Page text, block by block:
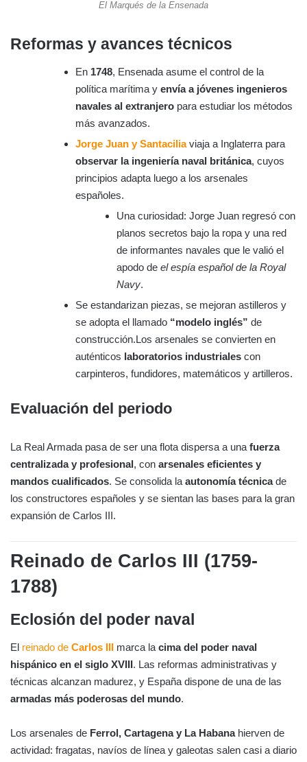
El Marqués de la Ensenada
Reformas y avances técnicos
En 1748, Ensenada asume el control de la
política marítima y envía a jóvenes ingenieros
navales al extranjero para estudiar los métodos
más avanzados.
Jorge Juan y Santaciliaviaja a Inglaterra para
observar la ingeniería naval británica, cuyos
principios adapta luego a los arsenales
españoles.
Una curiosidad: Jorge Juan regresó con
planos secretos bajo la ropa y una red
de informantes navales que le valió el
apodo de el espía español de la Royal
Navy.
Se estandarizan piezas, se mejoran astilleros y
se adopta el llamado “modelo inglés” de
construcción.Los arsenales se convierten en
auténticos laboratorios industriales con
carpinteros, fundidores, matemáticos y artilleros.
Evaluación del periodo
La Real Armada pasa de ser una flota dispersa a una fuerza
centralizada y profesional, con arsenales eficientes y
mandos cualificados. Se consolida la autonomía técnicade
los constructores españoles y se sientan las bases para la gran
expansión de Carlos III.
Reinado de Carlos III (1759-
1788)
Eclosión del poder naval
El reinado de Carlos III marca la cima del poder naval
hispánico en el siglo XVIII. Las reformas administrativas y
técnicas alcanzan madurez, y España dispone de una de las
armadas más poderosas del mundo.
Los arsenales de Ferrol, Cartagena y La Habanahierven de
actividad: fragatas, navíos de línea y galeotas salen casi a diario